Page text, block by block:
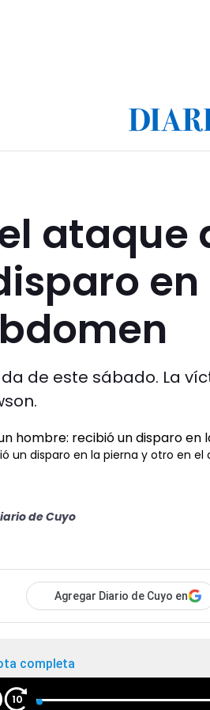
ataque
de este sábado. La
un disparo en la pierna y otro en el
de Cuyo
Agregar Diario de Cuyo en
completa
10